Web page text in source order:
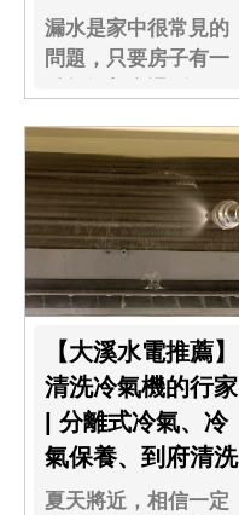
漏水是家中很常見的
問題，只要房子有一
【大溪水電推薦】
清洗冷氣機的行家
| 分離式冷氣、冷
氣保養、到府清洗
夏天將近，相信一定